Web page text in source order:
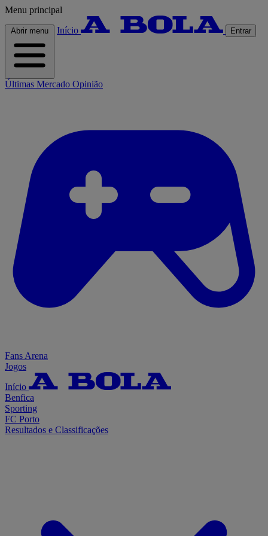
Menu principal
Abrir menu Início Entrar
Últimas Mercado Opinião
Fans Arena
Jogos
Início
Benfica
Sporting
FC Porto
Resultados e Classificações